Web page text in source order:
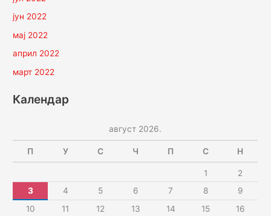
јун 2022
мај 2022
април 2022
март 2022
Календар
август 2026.
П У С Ч П С Н
1
2
3
4 5 6 7 8
9
10
11 12 13 14 15
16